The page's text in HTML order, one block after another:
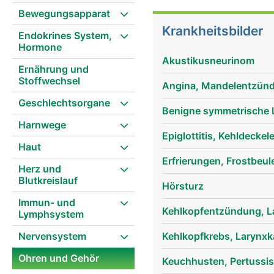
Bewegungsapparat
Endokrines System,
Hormone
Ernährung und
Stoffwechsel
Geschlechtsorgane
Harnwege
Haut
Herz und
Blutkreislauf
Immun- und
Lymphsystem
Nervensystem
Ohren und Gehör
Membran und hat zwei
aussen auf die drei
Steigbügel - die
Die Gehörknöchelchen
Innenohr, dem
die Schallwellen in
schneckenförmige
Rezeptoren zum Hören
Signale durch den
Krankheitsbilder
Akustikusneurinom
Angina,
Benigne symmetrische
Epiglottitis,
Erfrierungen,
Hörsturz
Kehlkopfentzündung,
Kehlkopfkrebs,
Keuchhusten, Pertussis